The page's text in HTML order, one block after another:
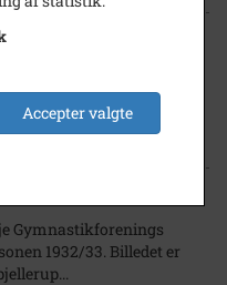
Ladeplads.
Gymnastikforenings
1932/33. Billedet er
Accepter valgte